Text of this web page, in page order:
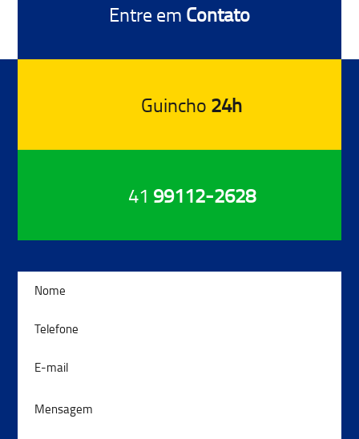
Guincho 24h
Entre em Contato
41 99112-2628